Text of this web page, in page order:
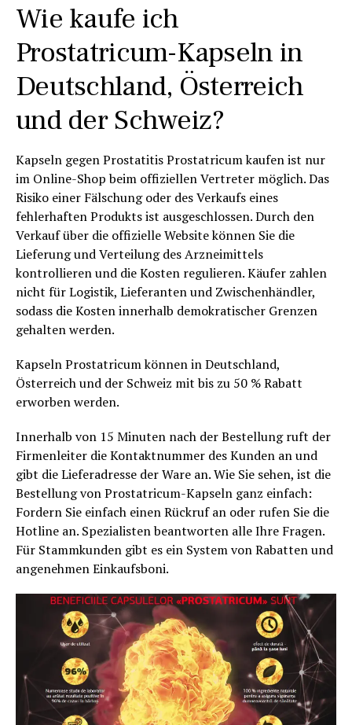
Wie kaufe ich
Prostatricum-Kapseln in
Deutschland, Österreich
und der Schweiz?
Kapseln gegen Prostatitis Prostatricum kaufen ist nur
im Online-Shop beim offiziellen Vertreter möglich. Das
Risiko einer Fälschung oder des Verkaufs eines
fehlerhaften Produkts ist ausgeschlossen. Durch den
Verkauf über die offizielle Website können Sie die
Lieferung und Verteilung des Arzneimittels
kontrollieren und die Kosten regulieren. Käufer zahlen
nicht für Logistik, Lieferanten und Zwischenhändler,
sodass die Kosten innerhalb demokratischer Grenzen
gehalten werden.
Kapseln Prostatricum können in Deutschland,
Österreich und der Schweiz mit bis zu 50 % Rabatt
erworben werden.
Innerhalb von 15 Minuten nach der Bestellung ruft der
Firmenleiter die Kontaktnummer des Kunden an und
gibt die Lieferadresse der Ware an. Wie Sie sehen, ist die
Bestellung von Prostatricum-Kapseln ganz einfach:
Fordern Sie einfach einen Rückruf an oder rufen Sie die
Hotline an. Spezialisten beantworten alle Ihre Fragen.
Für Stammkunden gibt es ein System von Rabatten und
angenehmen Einkaufsboni.